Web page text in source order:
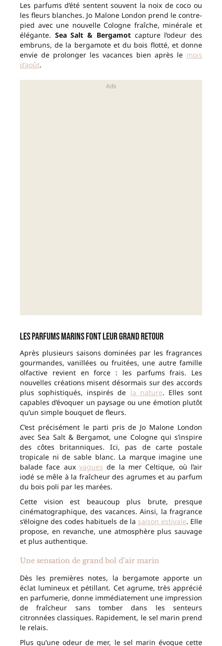
Les parfums d’été sentent souvent la noix de coco ou
les fleurs blanches. Jo Malone London prend le contre-
pied avec une nouvelle Cologne fraîche, minérale et
élégante. Sea Salt & Bergamotcapture l’odeur des
embruns, de la bergamote et du bois flotté, et donne
envie de prolonger les vacances bien après le mois
d’août.
Les parfums marins font leur grand retour
Après plusieurs saisons dominées par les fragrances
gourmandes, vanillées ou fruitées, une autre famille
olfactive revient en force : les parfums frais. Les
nouvelles créations misent désormais sur des accords
plus sophistiqués, inspirés de la nature. Elles sont
capables d’évoquer un paysage ou une émotion plutôt
qu’un simple bouquet de fleurs.
C’est précisément le parti pris de Jo Malone London
avec Sea Salt & Bergamot, une Cologne qui s’inspire
des côtes britanniques. Ici, pas de carte postale
tropicale ni de sable blanc. La marque imagine une
balade face aux vagues de la mer Celtique, où l’air
iodé se mêle à la fraîcheur des agrumes et au parfum
du bois poli par les marées.
Cette vision est beaucoup plus brute, presque
cinématographique, des vacances. Ainsi, la fragrance
s’éloigne des codes habituels de la saison estivale. Elle
propose, en revanche, une atmosphère plus sauvage
et plus authentique.
Une sensation de grand bol d’air marin
Dès les premières notes, la bergamote apporte un
éclat lumineux et pétillant. Cet agrume, très apprécié
en parfumerie, donne immédiatement une impression
de fraîcheur sans tomber dans les senteurs
citronnées classiques. Rapidement, le sel marin prend
le relais.
Plus qu’une odeur de mer, le sel marin évoque cette